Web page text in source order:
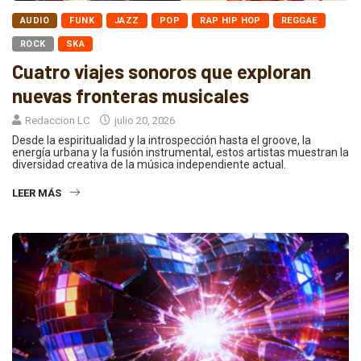
AUDIO FUNK JAZZ POP RAP HIP HOP REGGAE
ROCK SKA
Cuatro viajes sonoros que exploran
nuevas fronteras musicales
Redaccion LC julio 20, 2026
Desde la espiritualidad y la introspección hasta el groove, la
energía urbana y la fusión instrumental, estos artistas muestran la
diversidad creativa de la música independiente actual.
LEER MÁS